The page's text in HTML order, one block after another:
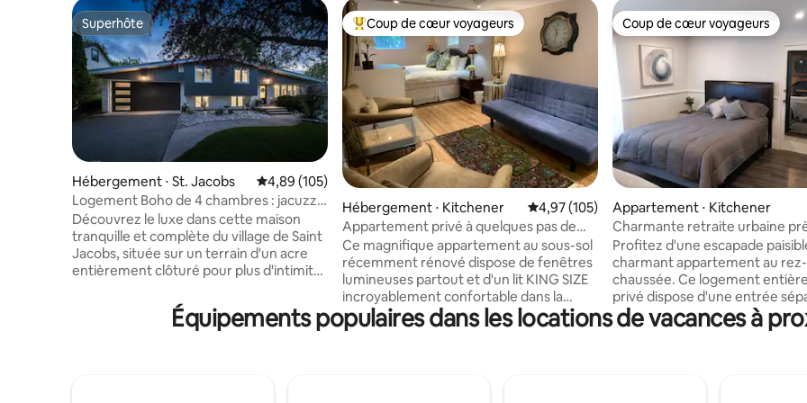
Superhôte
Superhôte
Hébergement ⋅ St. Jacobs Évaluation moyenne sur la base de 105 commentaires : 4,89 sur 5
4,89 (105)
Logement Boho de 4 chambres : jacuzzi,
sauna, oasis et spa
Découvrez le luxe dans cette maison
tranquille et complète du village de Saint
Jacobs, située sur un terrain d'un acre
entièrement clôturé pour plus d'intimité.
Size, 1 lit Queen Size, 2 lits simples, lit
double avec bureau. La maison
Coups de cœur voyageurs les plus appréciés
Coup de cœur voyageurs
Hébergement ⋅ Kitchener Évaluation moyenne sur la base de 105
4,97 (105)
Appartement privé à quelques pas de
Google, WRHN, Perimeter
Ce magnifique appartement au sous-sol
récemment rénové dispose de fenêtres
lumineuses partout et d'un lit KING SIZE
incroyablement confortable dans la
chambre principale. Il dispose également
d'un futon pour un voyageur
Coup de cœur voyageurs
Coup de cœur voyageurs
Appartement ⋅ Kitchener
Charmante retraite urbaine
centre-ville de Kitchener
Profitez d'une escapade
charmant appartement au
chaussée. Ce logement entièrement
privé dispose d'une entrée
d'un patio bistrot couvert. À
vous trouverez une cuisine,
brasserie sont à seulement
Équipements populaires dans les locations de vacances à